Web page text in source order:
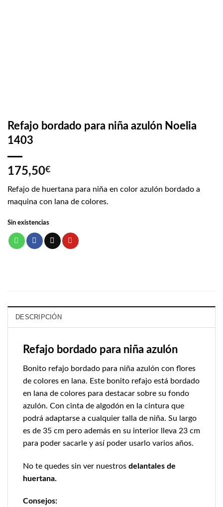
Refajo bordado para niña azulón Noelia
1403
175,50€
Refajo de huertana para niña en color azulón bordado a
maquina con lana de colores.
Sin existencias
DESCRIPCIÓN
Refajo bordado para niña azulón
Bonito refajo bordado para niña azulón con flores
de colores en lana. Este bonito refajo está bordado
en lana de colores para destacar sobre su fondo
azulón. Con cinta de algodón en la cintura que
podrá adaptarse a cualquier talla de niña. Su largo
es de 35 cm pero además en su interior lleva 23 cm
para poder sacarle y así poder usarlo varios años.
No te quedes sin ver nuestros delantales de
huertana.
Consejos: